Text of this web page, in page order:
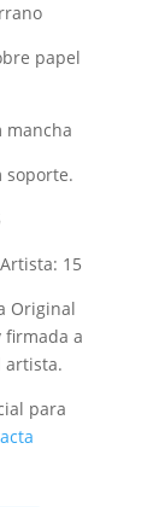
papel
mancha
soporte.
15
Original
firmada a
artista.
para